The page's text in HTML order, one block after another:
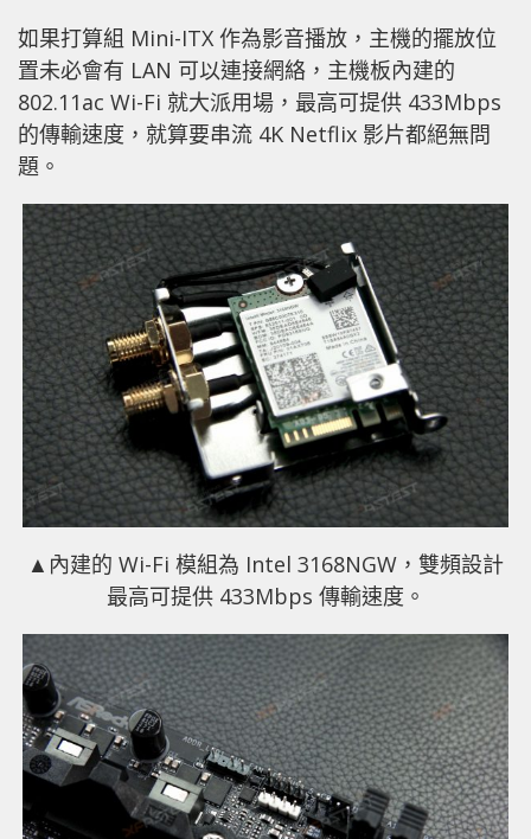
如果打算組 Mini-ITX 作為影音播放，主機的擺放位
置未必會有 LAN 可以連接網絡，主機板內建的
802.11ac Wi-Fi 就大派用場，最高可提供 433Mbps
的傳輸速度，就算要串流 4K Netflix 影片都絕無問
題。
▲內建的 Wi-Fi 模組為 Intel 3168NGW，雙頻設計
最高可提供 433Mbps 傳輸速度。